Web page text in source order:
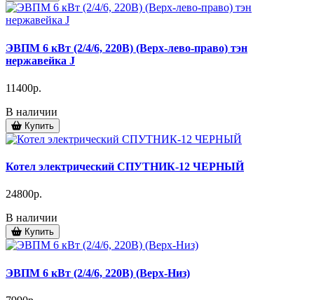
ЭВПМ 6 кВт (2/4/6, 220В) (Верх-лево-право) тэн
нержавейка J
11400р.
В наличии
Купить
Котел электрический СПУТНИК-12 ЧЕРНЫЙ
24800р.
В наличии
Купить
ЭВПМ 6 кВт (2/4/6, 220В) (Верх-Низ)